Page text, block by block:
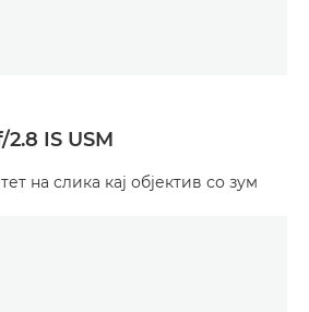
2.8 IS USM
на слика кај објектив со зум